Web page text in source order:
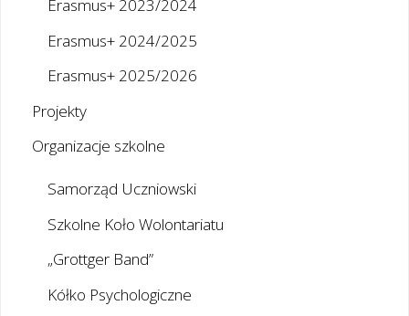
Erasmus+ 2023/2024
Erasmus+ 2024/2025
Erasmus+ 2025/2026
Projekty
Organizacje szkolne
Samorząd Uczniowski
Szkolne Koło Wolontariatu
„Grottger Band”
Kółko Psychologiczne